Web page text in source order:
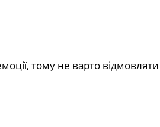
тому не варто відмовляти